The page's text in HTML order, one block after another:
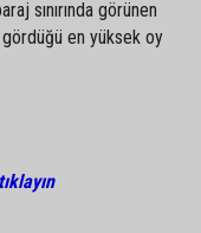
sınırında görünen
en yüksek oy